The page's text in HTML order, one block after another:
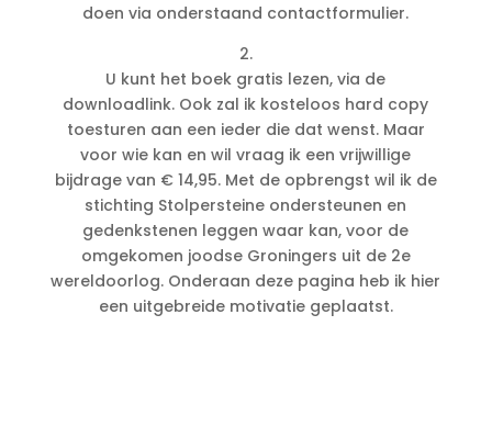
doen via onderstaand contactformulier.
2.
U kunt het boek gratis lezen, via de
downloadlink. Ook zal ik kosteloos hard copy
toesturen aan een ieder die dat wenst. Maar
voor wie kan en wil vraag ik een vrijwillige
bijdrage van € 14,95. Met de opbrengst wil ik de
stichting Stolpersteine ondersteunen en
gedenkstenen leggen waar kan, voor de
omgekomen joodse Groningers uit de 2e
wereldoorlog. Onderaan deze pagina heb ik hier
een uitgebreide motivatie geplaatst.